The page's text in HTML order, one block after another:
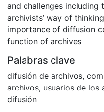
and challenges including
archivists’ way of
importance of diffusion
function of archives
Palabras clave
difusión de archivos,
archivos, usuarios de los
difusión